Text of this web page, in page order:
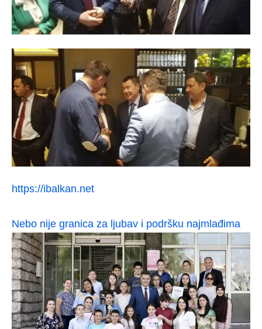
https://ibalkan.net
Nebo nije granica za ljubav i podršku najmlađima